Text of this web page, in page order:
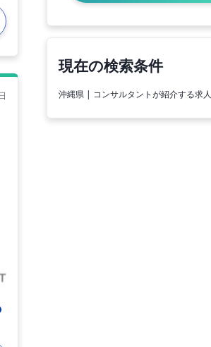
現在の検索条件
沖縄県 | コンサルタントが紹介する求人